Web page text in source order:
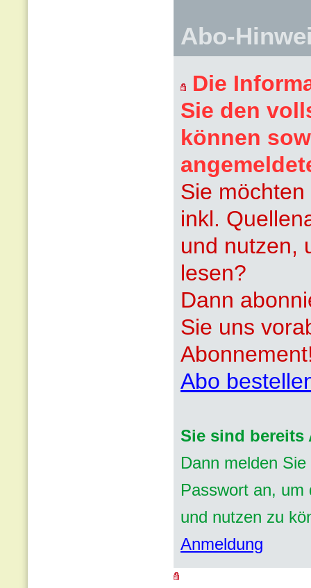
Abo-
Die
Sie den
können
Sie
inkl.
und nutzen,
lesen?
Dann
Sie uns
Abo
Sie sind bereits
Dann melden
Passwort an, um
und nutzen zu
Anmeldung